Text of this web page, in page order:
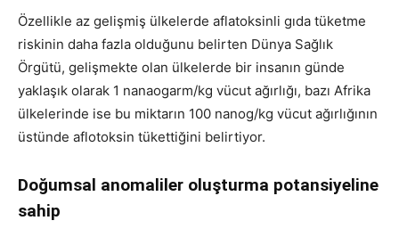
Özellikle az gelişmiş ülkelerde aflatoksinli gıda tüketme
riskinin daha fazla olduğunu belirten Dünya Sağlık
Örgütü, gelişmekte olan ülkelerde bir insanın günde
yaklaşık olarak 1 nanaogarm/kg vücut ağırlığı, bazı Afrika
ülkelerinde ise bu miktarın 100 nanog/kg vücut ağırlığının
üstünde aflotoksin tükettiğini belirtiyor.
Doğumsal anomaliler oluşturma potansiyeline
sahip